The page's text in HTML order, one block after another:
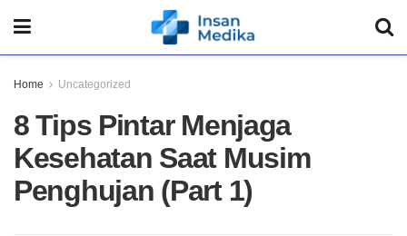
Home Uncategorized
8 Tips Pintar Menjaga
Kesehatan Saat Musim
Penghujan (Part 1)